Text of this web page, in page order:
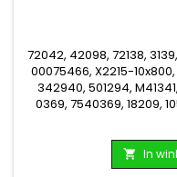
72042, 42098, 72138,
00075466, X2215-10x800,
342940, 501294,
0369, 7540369, 18209,
14637, 2-9604, 29604,
85660, 39206,
 In